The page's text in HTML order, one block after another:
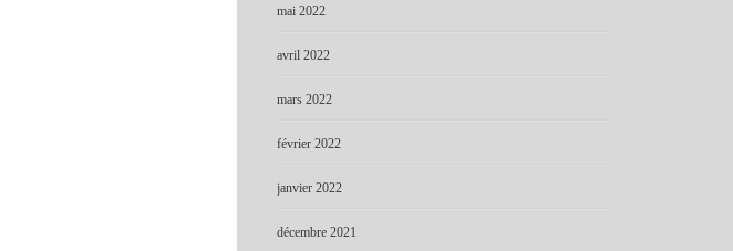
mai 2022
avril 2022
mars 2022
février 2022
janvier 2022
décembre 2021